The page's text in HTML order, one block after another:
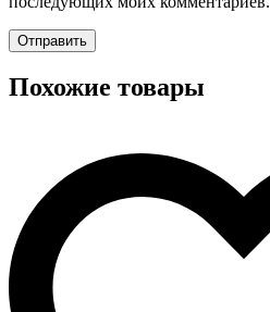
Похожие товары